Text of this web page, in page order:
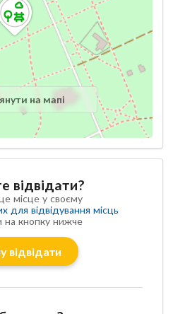
на мапі
відвідати?
місце у своєму
для відвідування місць
на кнопку нижче
відвідати